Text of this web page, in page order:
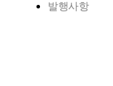
발행사항